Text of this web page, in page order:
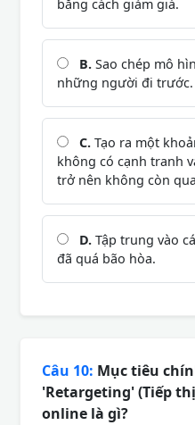
bằng cách giảm giá.
B. Sao chép mô
những người đi trước.
C. Tạo ra một
không có cạnh tranh
trở nên không còn
D. Tập trung vào
đã quá bão hòa.
Câu 10: Mục tiêu
'Retargeting' (Tiếp
online là gì?